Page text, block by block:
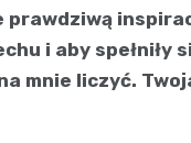
i aby spełniły
mnie liczyć.